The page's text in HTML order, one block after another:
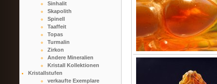
Sinhalit
Skapolith
Spinell
Taaffeit
Topas
Turmalin
Zirkon
Andere Mineralien
Kristall Kollektionen
Kristallstufen
verkaufte Exemplare